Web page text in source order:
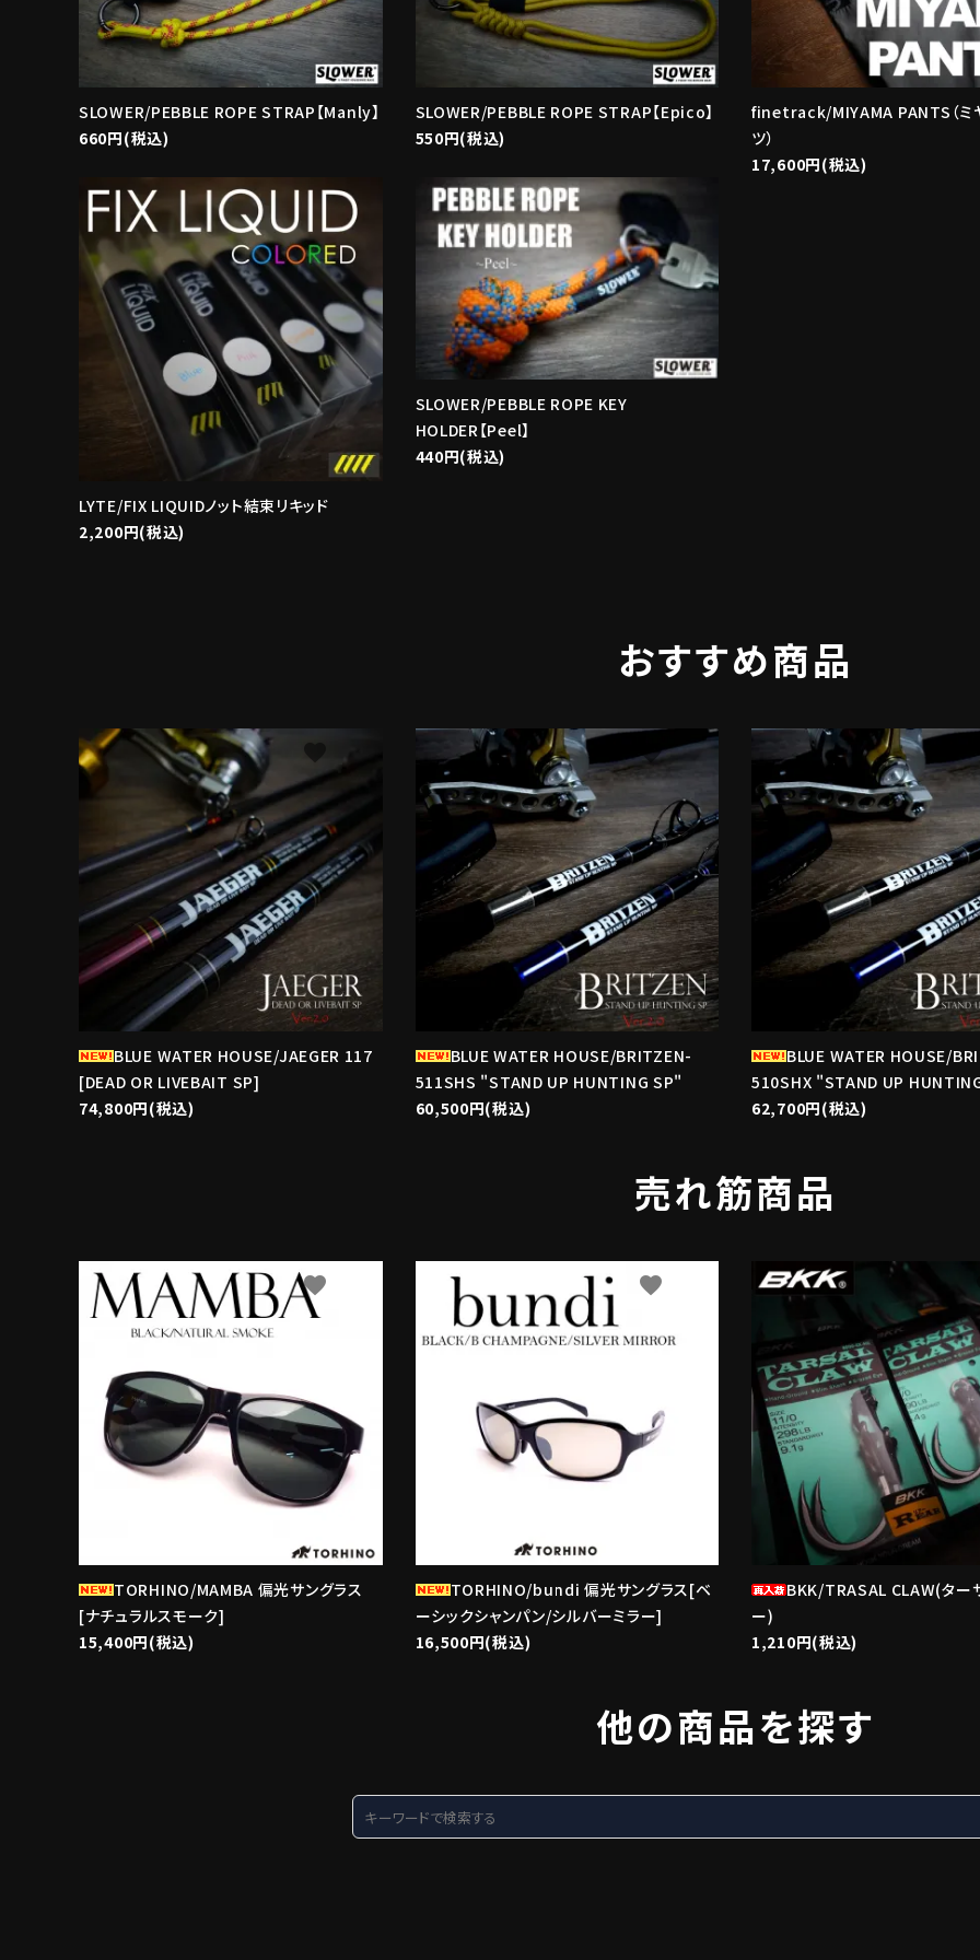
SLOWER/PEBBLE ROPE STRAP【Manly】
660円(税込)
SLOWER/PEBBLE ROPE STRAP【Epico】
550円(税込)
finetrack/MIYAMA PANTS（ミ
ツ）
17,600円(税込)
LYTE/FIX LIQUIDノット結束リキッド
2,200円(税込)
SLOWER/PEBBLE ROPE KEY
HOLDER【Peel】
440円(税込)
おすすめ商品
BLUE WATER HOUSE/JAEGER 117
[DEAD OR LIVEBAIT SP]
74,800円(税込)
favorite
BLUE WATER HOUSE/BRITZEN-
511SHS "STAND UP HUNTING SP"
60,500円(税込)
favorite
BLUE WATER HOUSE/
510SHX "STAND UP
62,700円(税込)
売れ筋商品
TORHINO/MAMBA 偏光サングラス
[ナチュラルスモーク]
15,400円(税込)
favorite
TORHINO/bundi 偏光サングラス[ベ
ーシックシャンパン/シルバーミラー]
16,500円(税込)
favorite
BKK/TRASAL CLAW(ター
ー)
1,210円(税込)
他の商品を探す